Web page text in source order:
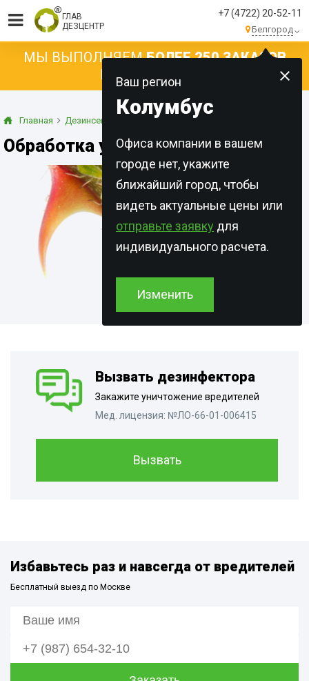
ГЛАВ
ДЕЗЦЕНТР
+7 (4722) 20-52-11
Белгород
Ваш регион
Колумбус
Офиса компании в вашем
городе нет, укажите
ближайший город, чтобы
видеть актуальные цены или
отправьте заявку для
индивидуального расчета.
Изменить
МЫ ВЫПОЛНЯЕМБОЛЕЕ 250 ЗАКАЗОВ
КАЖДЫЙ ДЕНЬ!
Главная Дезинсекция
Обработка участков от тли
Вызвать дезинфектора
Закажите уничтожение вредителей
Мед. лицензия: №ЛО-66-01-006415
Вызвать
Избавьтесь раз и навсегда от вредителей
Бесплатный выезд по Москве